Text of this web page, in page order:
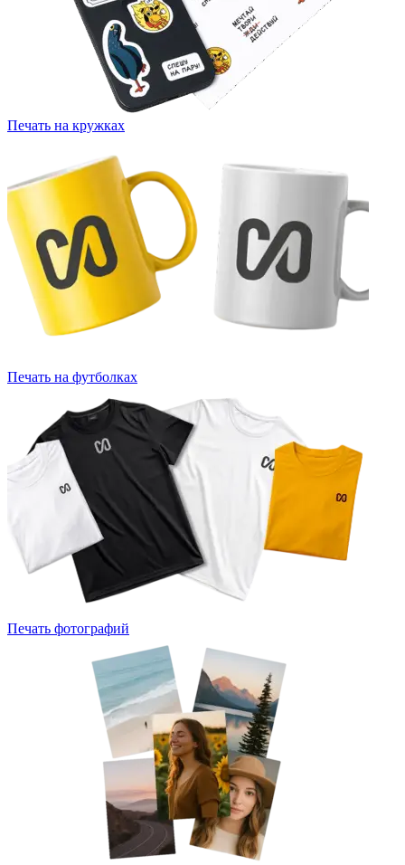
Печать на кружках
Печать на футболках
Печать фотографий